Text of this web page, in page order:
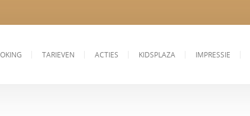
TARIEVEN ACTIES KIDSPLAZA IMPRESSIE